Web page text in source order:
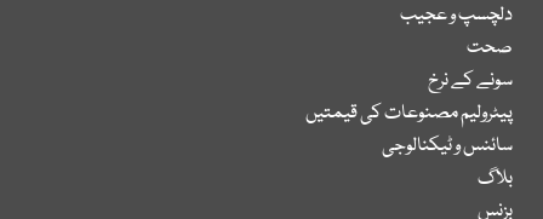
دلچسپ و عجیب
صحت
سونے کے نرخ
پیٹرولیم مصنوعات کی قیمتیں
سائنس و ٹیکنالوجی
بلاگ
بزنس